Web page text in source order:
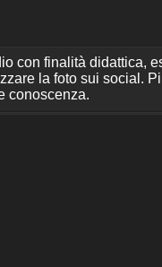
con finalità didattica,
la foto sui social.
conoscenza.